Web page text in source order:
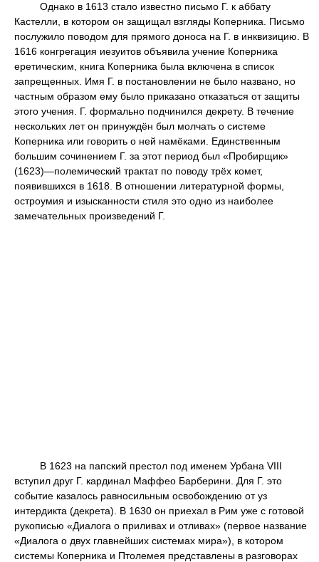
Однако в 1613 стало известно письмо Г. к аббату
Кастелли, в котором он защищал взгляды Коперника. Письмо
послужило поводом для прямого доноса на Г. в инквизицию. В
1616 конгрегация иезуитов объявила учение Коперника
еретическим, книга Коперника была включена в список
запрещенных. Имя Г. в постановлении не было названо, но
частным образом ему было приказано отказаться от защиты
этого учения. Г. формально подчинился декрету. В течение
нескольких лет он принуждён был молчать о системе
Коперника или говорить о ней намёками. Единственным
большим сочинением Г. за этот период был «Пробирщик»
(1623)—полемический трактат по поводу трёх комет,
появившихся в 1618. В отношении литературной формы,
остроумия и изысканности стиля это одно из наиболее
замечательных произведений Г.
В 1623 на папский престол под именем Урбана VIII
вступил друг Г. кардинал Маффео Барберини. Для Г. это
событие казалось равносильным освобождению от уз
интердикта (декрета). В 1630 он приехал в Рим уже с готовой
рукописью «Диалога о приливах и отливах» (первое название
«Диалога о двух главнейших системах мира»), в котором
системы Коперника и Птолемея представлены в разговорах